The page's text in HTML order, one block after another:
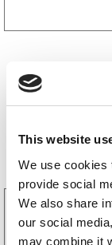
This website
We use cookies
provide social
We also share
our social
may combine it
3160052
LGF skilt